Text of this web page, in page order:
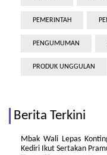
PEMERINTAH
PENGUMUMAN
PRODUK UNGGULAN
Berita Terkini
Mbak Wali Lepas
Kediri Ikut Sertakan